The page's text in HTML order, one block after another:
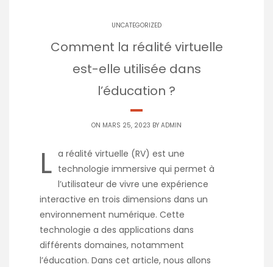
UNCATEGORIZED
Comment la réalité virtuelle
est-elle utilisée dans
l’éducation ?
ON MARS 25, 2023 BY ADMIN
L a réalité virtuelle (RV) est une
technologie immersive qui permet à
l’utilisateur de vivre une expérience
interactive en trois dimensions dans un
environnement numérique. Cette
technologie a des applications dans
différents domaines, notamment
l’éducation. Dans cet article, nous allons